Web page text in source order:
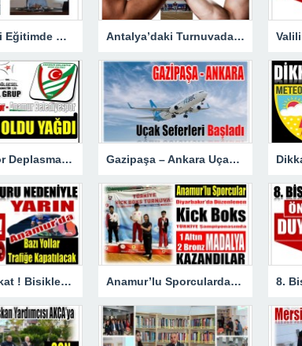
Anamur Milli Eğitimde Görev Değişimi : Hasan DOĞAN Atandı Antalya’daki Turnuvada Şampiyon Anamur’dan
Anamur Spor Deplasmanda Gol Oldu Yağdı! Gazipaşa – Ankara Uçak Seferleri Başladı
Anamur Dikkat ! Bisiklet Yarışı Nedeniyle Bazı Yollar Kapanacak Anamur’lu Sporculardan Büyük Başarı ; 1 Altın 2 Bronz Madalya Kazandılar